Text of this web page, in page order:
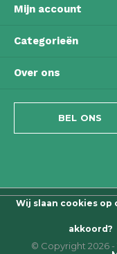
Mijn account
Categorieën
Over ons
BEL ONS
© Copyright 2026-
Wij slaan cookies
akkoord?